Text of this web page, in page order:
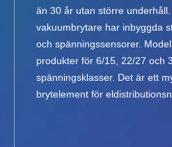
än 30 år utan större
vakuumbrytare har inbyggda
och spänningssensorer.
produkter för 6/15, 22/27 och
spänningsklasser. Det är ett
brytelement för